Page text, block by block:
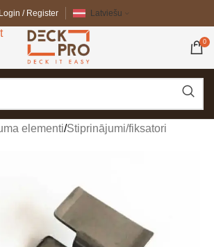
Login / Register Latviešu
0
elementi/Stiprinājumi/fiksatori